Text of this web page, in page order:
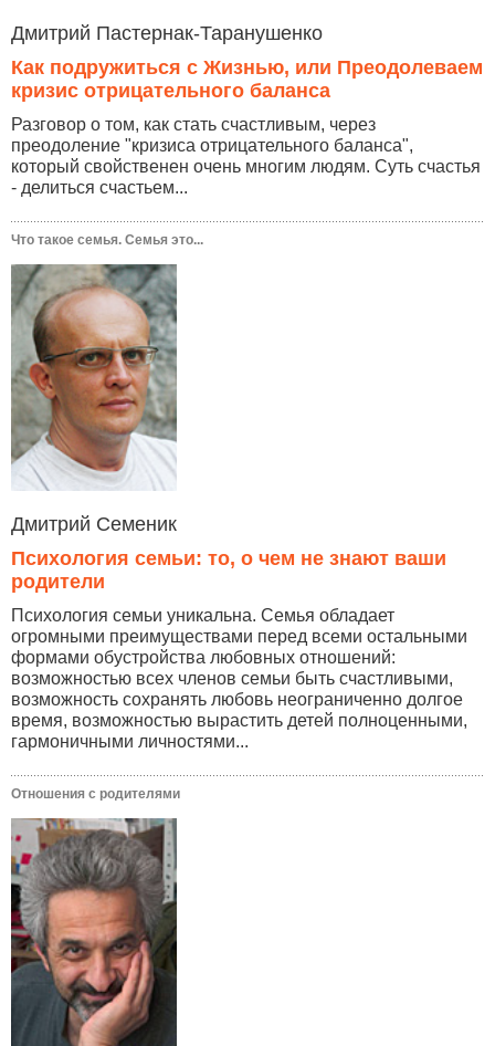
Дмитрий Пастернак-Таранушенко
Как подружиться с Жизнью, или Преодолеваем
кризис отрицательного баланса
Разговор о том, как стать счастливым, через
преодоление "кризиса отрицательного баланса",
который свойственен очень многим людям. Суть счастья
- делиться счастьем...
Что такое семья. Семья это...
Дмитрий Семеник
Психология семьи: то, о чем не знают ваши
родители
Психология семьи уникальна. Семья обладает
огромными преимуществами перед всеми остальными
формами обустройства любовных отношений:
возможностью всех членов семьи быть счастливыми,
возможность сохранять любовь неограниченно долгое
время, возможностью вырастить детей полноценными,
гармоничными личностями...
Отношения с родителями